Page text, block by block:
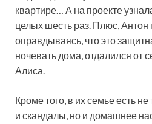
квартире… А на проекте
целых шесть раз. Плюс, Антон
оправдываясь, что это
ночевать дома, отдалился от
Алиса.
Кроме того, в их семье есть
и скандалы, но и домашнее